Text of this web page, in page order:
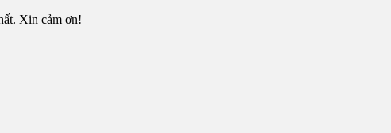
Xin cảm ơn!